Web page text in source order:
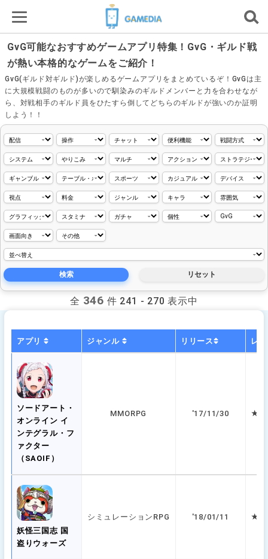
GvG可能なおすすめゲームアプリ特集！GvG・ギルド戦
が熱い本格的なゲームをご紹介！
GvG(ギルド対ギルド)が楽しめるゲームアプリをまとめているぞ！GvGは主
に大規模戦闘のものが多いので馴染みのギルドメンバーと力を合わせなが
ら、対戦相手のギルド員をひたすら倒してどちらのギルドが強いのか証明
しよう！！
全 346 件 241 - 270 表示中
アプリ ジャンル リリース レ
ソードアート・
オンライン イ
ンテグラル・フ
ァクター
（SAOIF）
MMORPG '17/11/30 ★
妖怪三国志 国
盗りウォーズ
シミュレーションRPG '18/01/11 ★